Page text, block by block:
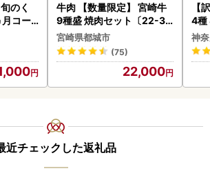
のく
コー
牛肉 【数量限定】 宮崎牛
9種盛 焼肉セット〔22-31
-006-600g〕都城 イチオ
シ!! 牛肉
宮崎県都城市
(75)
22,000
【
4種
神
近チェックした返礼品